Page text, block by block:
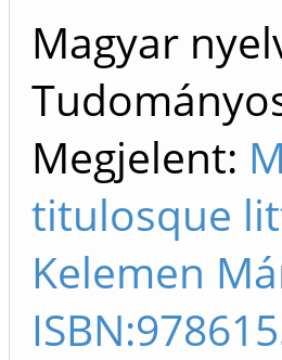
Magyar
Megjelent:
titulosque
Kelemen